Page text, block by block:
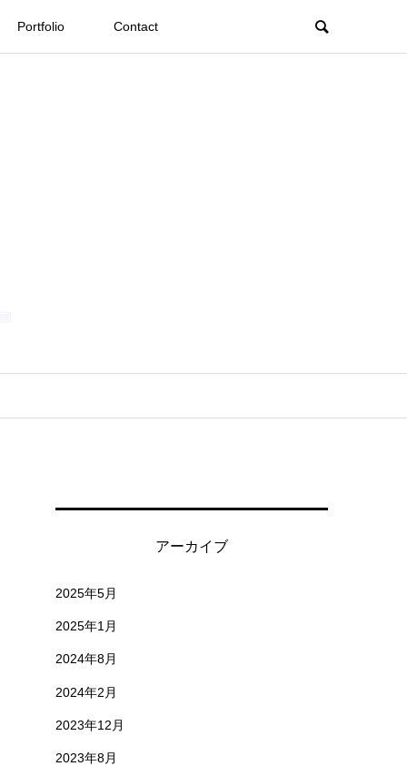
Portfolio Contact
アーカイブ
2025年5月
2025年1月
2024年8月
2024年2月
2023年12月
2023年8月